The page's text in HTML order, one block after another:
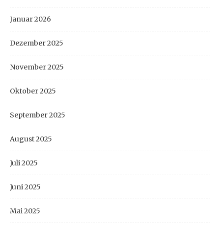
Januar 2026
Dezember 2025
November 2025
Oktober 2025
September 2025
August 2025
Juli 2025
Juni 2025
Mai 2025